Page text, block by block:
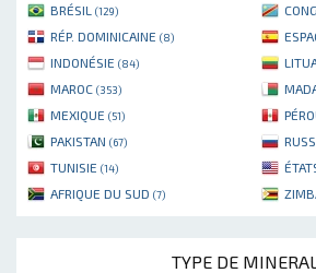
BRÉSIL (129)
RÉP. DOMINICAINE (8)
INDONÉSIE (84)
MAROC (353)
MEXIQUE (51)
PAKISTAN (67)
TUNISIE (14)
AFRIQUE DU SUD (7)
TYPE DE MINERAL